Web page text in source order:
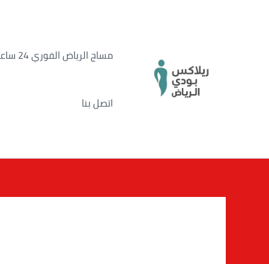
مساج الرياض الفوري 24 ساعة
اتصل بنا